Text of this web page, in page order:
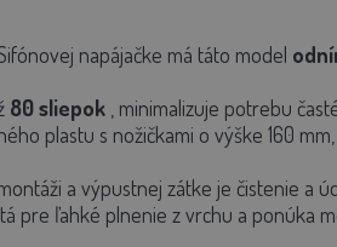
napájačke má táto model
80 sliepok, minimalizuje potrebu
plastu s nožičkami o výške 160
a výpustnej zátke je čistenie a
pre ľahké plnenie z vrchu a ponúka